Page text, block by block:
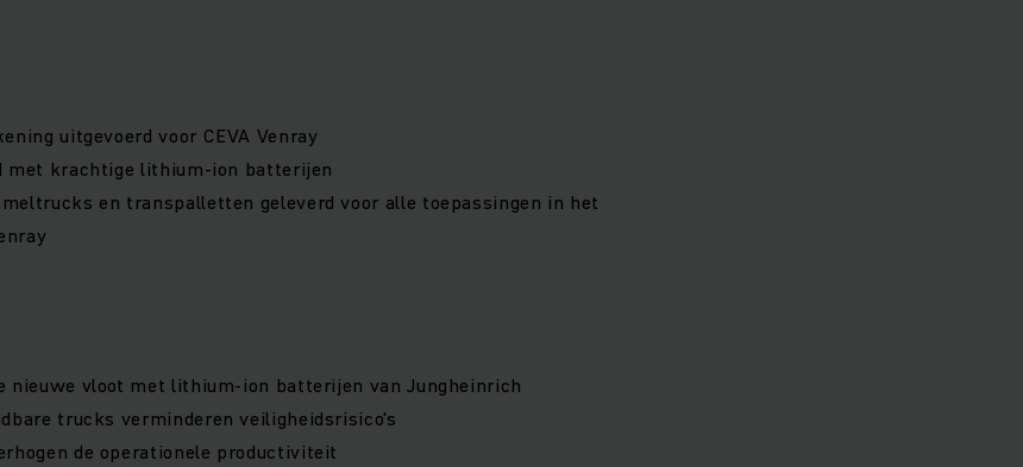
uitgevoerd voor CEVA Venray
met krachtige lithium-ion batterijen
en transpalletten geleverd voor alle toepassingen in het
nieuwe vloot met lithium-ion batterijen van Jungheinrich
trucks verminderen veiligheidsrisico's
de operationele productiviteit